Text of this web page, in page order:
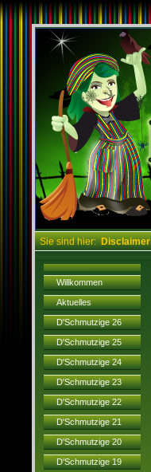
Sie sind hier:Disclaimer
Willkommen
Aktuelles
D'Schmutzige 26
D'Schmutzige 25
D'Schmutzige 24
D'Schmutzige 23
D'Schmutzige 22
D'Schmutzige 21
D'Schmutzige 20
D'Schmutzige 19